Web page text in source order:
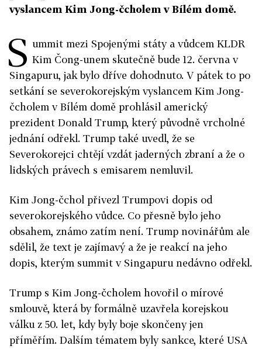
vyslancem Kim Jong-čcholem v Bílém domě.
S ummit mezi Spojenými státy a vůdcem KLDR
Kim Čong-unem skutečně bude 12. června v
Singapuru, jak bylo dříve dohodnuto. V pátek to po
setkání se severokorejským vyslancem Kim Jong-
čcholem v Bílém domě prohlásil americký
prezident Donald Trump, který původně vrcholné
jednání odřekl. Trump také uvedl, že se
Severokorejci chtějí vzdát jaderných zbraní a že o
lidských právech s emisarem nemluvil.
Kim Jong-čchol přivezl Trumpovi dopis od
severokorejského vůdce. Co přesně bylo jeho
obsahem, známo zatím není. Trump novinářům ale
sdělil, že text je zajímavý a že je reakcí na jeho
dopis, kterým summit v Singapuru nedávno odřekl.
Trump s Kim Jong-čcholem hovořil o mírové
smlouvě, která by formálně uzavřela korejskou
válku z 50. let, kdy byly boje skončeny jen
příměřím. Dalším tématem byly sankce, které USA